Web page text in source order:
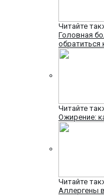
Читайте
Головная
обратиться
Читайте
Ожирение:
Читайте
Аллергены